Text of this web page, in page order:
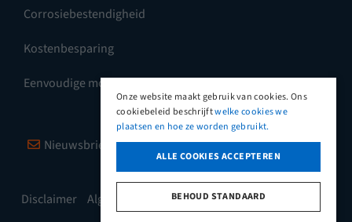
Corrosiebestendigheid
Kostenbesparing
Eenvoudige montage
Disclaimer Algemene leveringsvoorwaarden
Nieuwsbrief Vimeo LinkedIn
Onze website maakt gebruik van cookies. Ons
cookiebeleid beschrijftwelke cookies we
plaatsen en hoe ze worden gebruikt.
ALLE COOKIES ACCEPTEREN
BEHOUD STANDAARD